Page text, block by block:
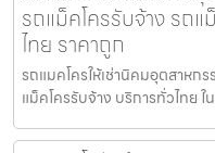
รถแม็คโครรับจ้าง รถ
ไทย ราคาถูก
รถแมคโครให้เช่านิคมอุตสาหก
แม็คโครรับจ้าง บริการทั่วไทย